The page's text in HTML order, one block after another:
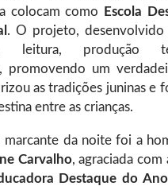
colocam como
Escola
. O projeto, desenvolvido
leitura, produção
promovendo um
as tradições juninas e
entre as crianças.
da noite foi a
Carvalho, agraciada com
Destaque do Ano